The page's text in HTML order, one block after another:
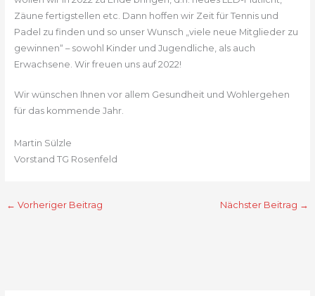
Zäune fertigstellen etc. Dann hoffen wir Zeit für Tennis und
Padel zu finden und so unser Wunsch „viele neue Mitglieder zu
gewinnen“ – sowohl Kinder und Jugendliche, als auch
Erwachsene. Wir freuen uns auf 2022!
Wir wünschen Ihnen vor allem Gesundheit und Wohlergehen
für das kommende Jahr.
Martin Sülzle
Vorstand TG Rosenfeld
← Vorheriger Beitrag Nächster Beitrag →